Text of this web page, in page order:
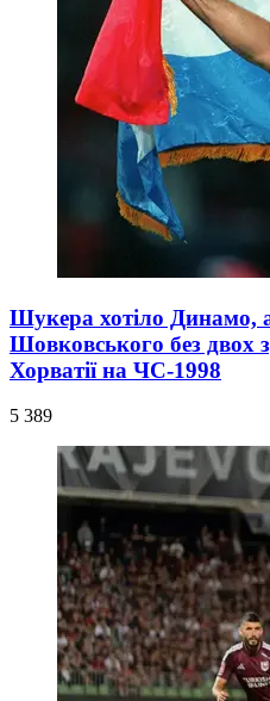
Шукера хотіло Динамо,
Шовковського без двох
Хорватії на ЧС-1998
5 389